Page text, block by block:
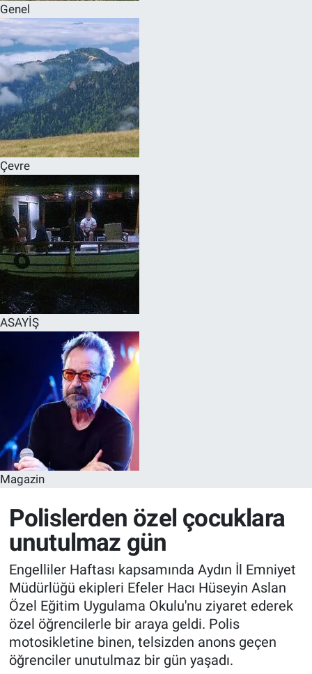
Genel
Çevre
ASAYİŞ
Magazin
Polislerden özel çocuklara
unutulmaz gün
Engelliler Haftası kapsamında Aydın İl Emniyet
Müdürlüğü ekipleri Efeler Hacı Hüseyin Aslan
Özel Eğitim Uygulama Okulu'nu ziyaret ederek
özel öğrencilerle bir araya geldi. Polis
motosikletine binen, telsizden anons geçen
öğrenciler unutulmaz bir gün yaşadı.